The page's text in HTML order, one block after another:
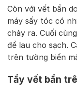
Còn với vết bẩn
máy sấy tóc có
chảy ra. Cuối
để lau cho sạch.
trên tường biến
Tẩy vết bẩn